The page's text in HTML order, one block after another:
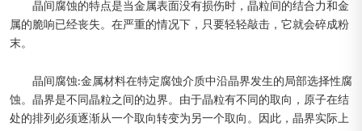
晶间腐蚀的特点是当金属表面没有损伤时，晶粒间的结合力和金
属的脆响已经丧失。在严重的情况下，只要轻轻敲击，它就会碎成粉
末。
晶间腐蚀:金属材料在特定腐蚀介质中沿晶界发生的局部选择性腐
蚀。晶界是不同晶粒之间的边界。由于晶粒有不同的取向，原子在结
处的排列必须逐渐从一个取向转变为另一个取向。因此，晶界实际上